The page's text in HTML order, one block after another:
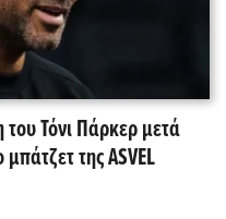
Τόνι Πάρκερ μετά
της ASVEL